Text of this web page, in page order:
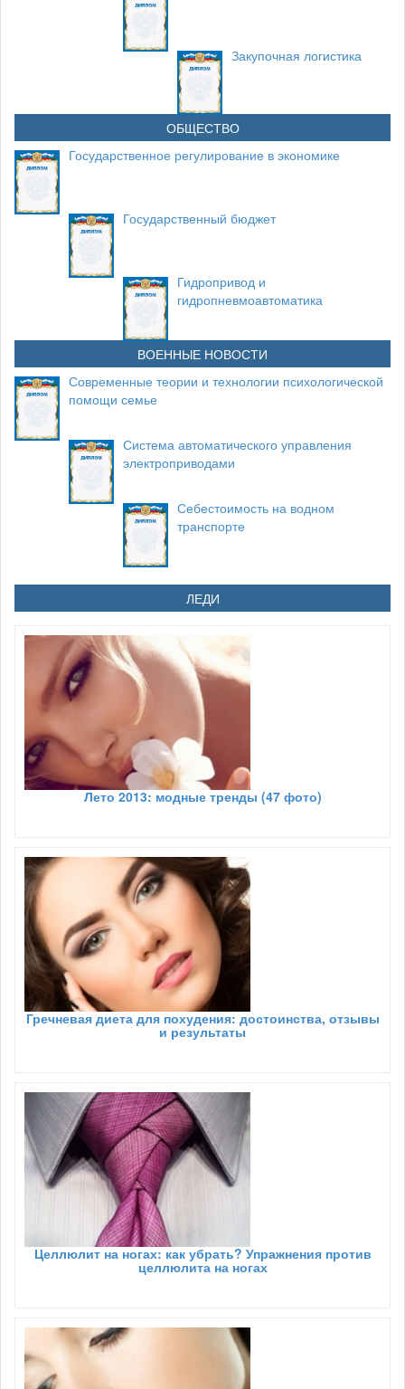
Закупочная логистика
ОБЩЕСТВО
Государственное регулирование в экономике
Государственный бюджет
Гидропривод и
гидропневмоавтоматика
ВОЕННЫЕ НОВОСТИ
Современные теории и технологии психологической
помощи семье
Система автоматического управления
электроприводами
Себестоимость на водном
транспорте
ЛЕДИ
Лето 2013: модные тренды (47 фото)
Гречневая диета для похудения: достоинства, отзывы
и результаты
Целлюлит на ногах: как убрать? Упражнения против
целлюлита на ногах